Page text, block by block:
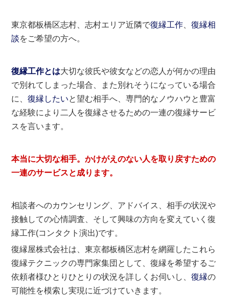
東京都板橋区志村、志村エリア近隣で復縁工作 、復縁相
談をご希望の方へ。
復縁工作とは大切な彼氏や彼女などの恋人が何かの理由
で別れてしまった場合、また別れそうになっている場合
に、復縁したいと望む相手へ、専門的なノウハウと豊富
な経験により二人を復縁させるための一連の復縁サービ
スを言います。
本当に大切な相手。かけがえのない人を取り戻すための
一連のサービスと成ります。
相談者へのカウンセリング、アドバイス、相手の状況や
接触しての心情調査、そして興味の方向を変えていく復
縁工作(コンタクト演出)です。
復縁屋株式会社は、東京都板橋区志村を網羅したこれら
復縁テクニックの専門家集団として、復縁を希望するご
依頼者様ひとりひとりの状況を詳しくお伺いし、復縁の
可能性を模索し実現に近づけていきます。